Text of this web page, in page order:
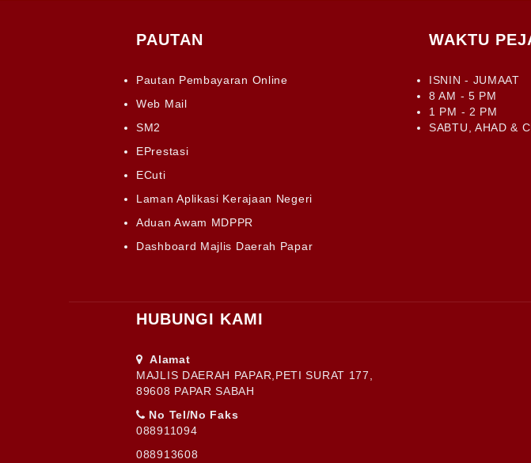
PAUTAN
Pautan Pembayaran Online
Web Mail
SM2
EPrestasi
ECuti
Laman Aplikasi Kerajaan Negeri
Aduan Awam MDPPR
Dashboard Majlis Daerah Papar
WAKTU
ISNIN - JUMAAT
8 AM - 5 PM
1 PM - 2 PM
SABTU, AHAD &
HUBUNGI KAMI
Alamat
MAJLIS DAERAH PAPAR,PETI SURAT 177,
89608 PAPAR SABAH
No Tel/No Faks
088911094
088913608